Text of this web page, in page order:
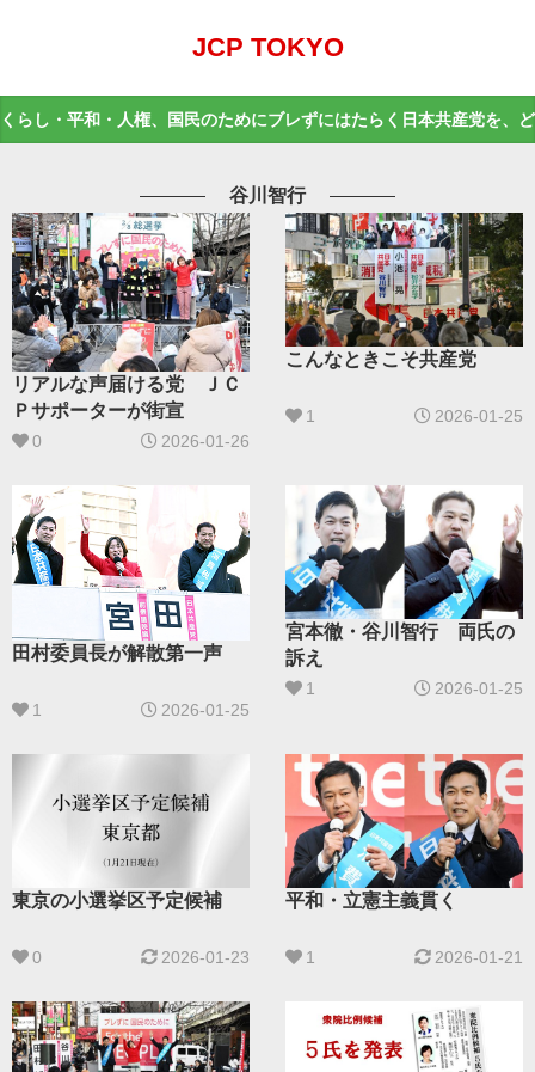
JCP TOKYO
くらし・平和・人権、国民のためにブレずにはたらく日本共産党を、
谷川智行
リアルな声届ける党 ＪＣ
Ｐサポーターが街宣
0 2026-01-26
こんなときこそ共産党
1 2026-01-25
田村委員長が解散第一声
1 2026-01-25
宮本徹・谷川智行 両氏の
訴え
1 2026-01-25
東京の小選挙区予定候補
0 2026-01-23
平和・立憲主義貫く
1 2026-01-21